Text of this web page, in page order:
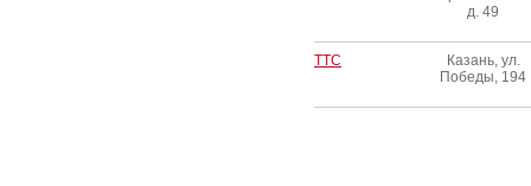
д. 49
ТТС
Казань, ул.
Победы, 194